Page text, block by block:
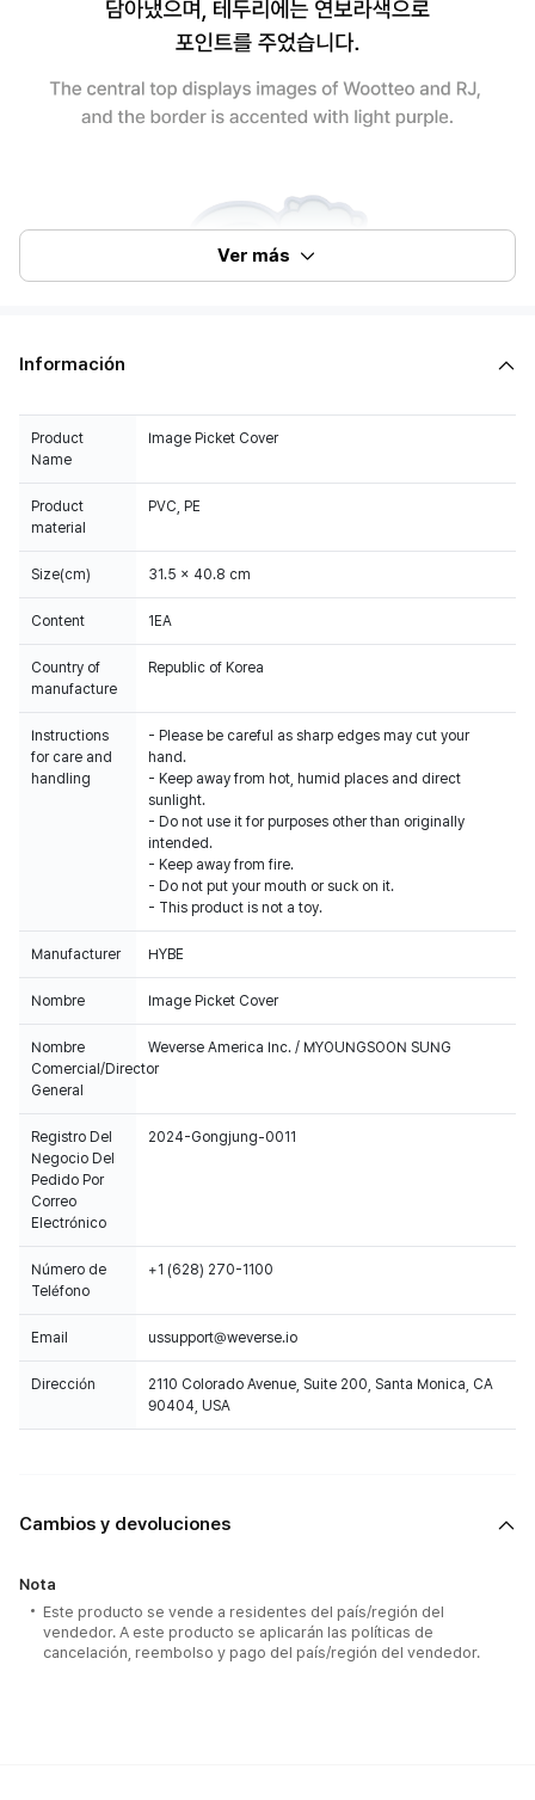
Ver más
Información
Product
Name
Image Picket Cover
Product
material
PVC, PE
Size(cm) 31.5 x 40.8 cm
Content 1EA
Country of
manufacture
Republic of Korea
Instructions
for care and
handling
- Please be careful as sharp edges may cut your
hand.
- Keep away from hot, humid places and direct
sunlight.
- Do not use it for purposes other than originally
intended.
- Keep away from fire.
- Do not put your mouth or suck on it.
- This product is not a toy.
Manufacturer HYBE
Nombre Image Picket Cover
Nombre
Comercial/Director
General
Weverse America Inc. / MYOUNGSOON SUNG
Registro Del
Negocio Del
Pedido Por
Correo
Electrónico
2024-Gongjung-0011
Número de
Teléfono
+1 (628) 270-1100
Email ussupport@weverse.io
Dirección
2110 Colorado Avenue, Suite 200, Santa Monica, CA
90404, USA
Cambios y devoluciones
Nota
Este producto se vende a residentes del país/región del
vendedor. A este producto se aplicarán las políticas de
cancelación, reembolso y pago del país/región del vendedor.